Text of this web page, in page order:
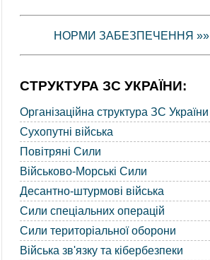
НОРМИ ЗАБЕЗПЕЧЕННЯ »»
СТРУКТУРА ЗС УКРАЇНИ:
Організаційна структура ЗС України
Сухопутні війська
Повітряні Сили
Військово-Морські Сили
Десантно-штурмові війська
Сили спеціальних операцій
Сили територіальної оборони
Війська зв'язку та кібербезпеки